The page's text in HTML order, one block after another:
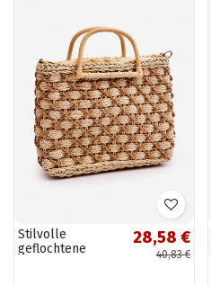
Stilvolle
geflochtene
28,58 €
40,83 €